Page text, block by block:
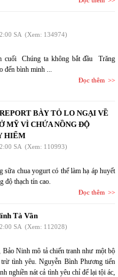
SA (Xem: 134974)
cuối Chúng ta không bắt đầu Trăng
đến bình minh ...
Đọc thêm
BÀY TỎ LO NGẠI VỀ
MỸ VÌ CHỨA NỒNG ĐỘ
HIỂM
SA (Xem: 110993)
chua yogurt có thể làm hạ áp huyết
độ thạch tín cao.
Đọc thêm
Tà Vần
SA (Xem: 112028)
Bảo Ninh mô tả chiến tranh như một bộ
trừ tình yêu. Nguyễn Bình Phương tiến
nghiền nát cả tình yêu chỉ để lại tội ác,